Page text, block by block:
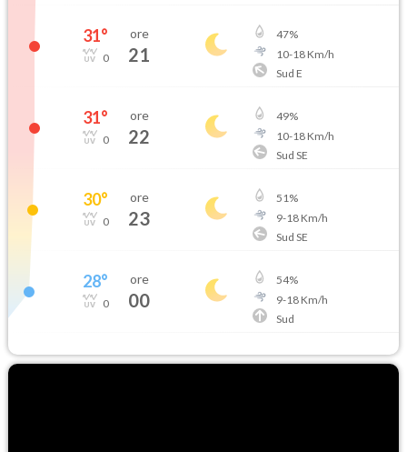
31°
0
ore
21
47%
10-18Km/h
Sud E
31°
0
ore
22
49%
10-18Km/h
Sud SE
30°
0
ore
23
51%
9-18Km/h
Sud SE
28°
0
ore
00
54%
9-18Km/h
Sud